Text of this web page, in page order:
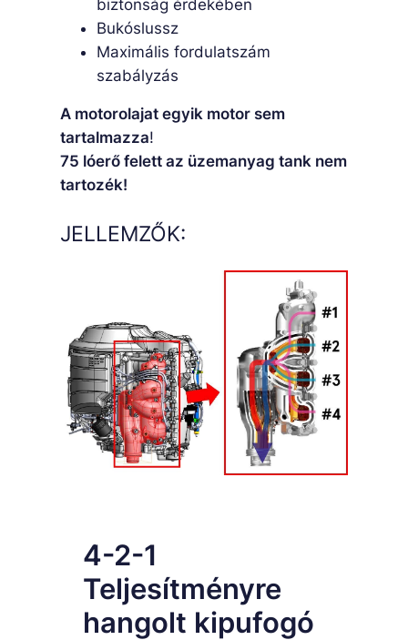
biztonság érdekében
Bukóslussz
Maximális fordulatszám
szabályzás
A motorolajat egyik motor sem
tartalmazza!
75 lóerő felett az üzemanyag tank nem
tartozék!
JELLEMZŐK:
4-2-1
Teljesítményre
hangolt kipufogó